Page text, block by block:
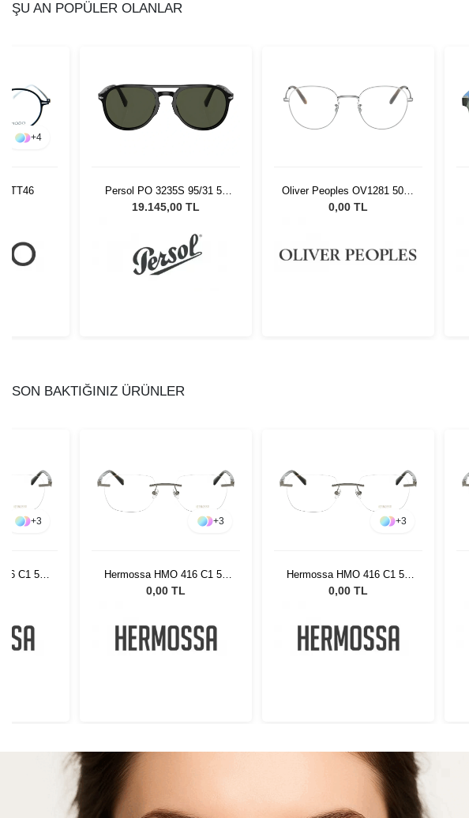
ŞU AN POPÜLER OLANLAR
+4
Persol PO 3235S 95/31 55
Unisex Güneş Gözlüğü
19.145,00 TL
Oliver Peoples OV1281 5036
48
0,00 TL
SON BAKTIĞINIZ ÜRÜNLER
+3
C1 54
+3
Hermossa HMO 416 C1 54
19
0,00 TL
+3
Hermossa HMO 416 C1 54
19
0,00 TL